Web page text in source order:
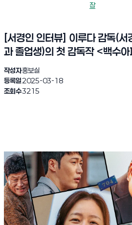
장
[서경인 인터뷰] 이루다 감독(서
과 졸업생)의 첫 감독작 <백수
작성자홍보실
등록일2025-03-18
조회수3215